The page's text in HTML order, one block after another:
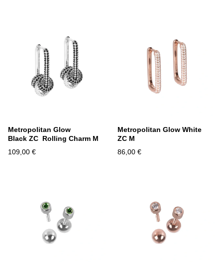
Metropolitan Glow
Black ZC Rolling Charm M
109,00 €
Metropolitan Glow White
ZC M
86,00 €